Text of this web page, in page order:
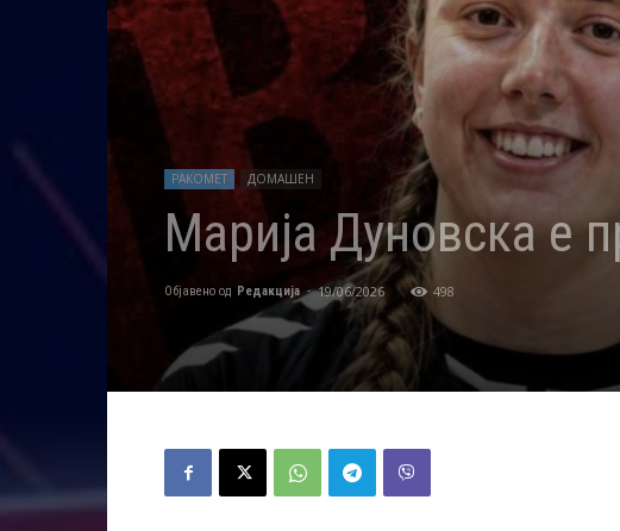
РАКОМЕТ ДОМАШЕН
Марија Дуновска е
Објавено од Редакција - 19/06/2026 498